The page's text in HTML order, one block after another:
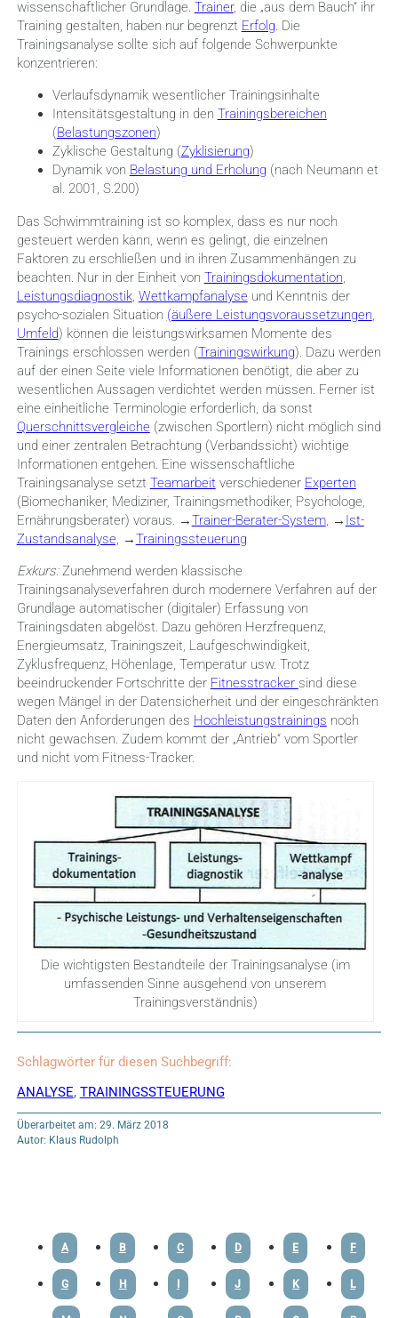
wissenschaftlicher Grundlage. Trainer, die „aus dem Bauch“ ihr
Training gestalten, haben nur begrenzt Erfolg. Die
Trainingsanalyse sollte sich auf folgende Schwerpunkte
konzentrieren:
Verlaufsdynamik wesentlicher Trainingsinhalte
Intensitätsgestaltung in den Trainingsbereichen
(Belastungszonen)
Zyklische Gestaltung (Zyklisierung)
Dynamik von Belastung und Erholung (nach Neumann et
al. 2001, S.200)
Das Schwimmtraining ist so komplex, dass es nur noch
gesteuert werden kann, wenn es gelingt, die einzelnen
Faktoren zu erschließen und in ihren Zusammenhängen zu
beachten. Nur in der Einheit von Trainingsdokumentation
Leistungsdiagnostik, Wettkampfanalyse und Kenntnis der
psycho-sozialen Situation (äußere Leistungsvoraussetzungen
Umfeld) können die leistungswirksamen Momente des
Trainings erschlossen werden (Trainingswirkung). Dazu werden
auf der einen Seite viele Informationen benötigt, die aber zu
wesentlichen Aussagen verdichtet werden müssen. Ferner ist
eine einheitliche Terminologie erforderlich, da sonst
Querschnittsvergleiche (zwischen Sportlern) nicht möglich sind
und einer zentralen Betrachtung (Verbandssicht) wichtige
Informationen entgehen. Eine wissenschaftliche
Trainingsanalyse setzt Teamarbeit verschiedener Experten
(Biomechaniker, Mediziner, Trainingsmethodiker, Psychologe,
Ernährungsberater) voraus. →Trainer-Berater-System, → Ist-
Zustandsanalyse,
→Trainingssteuerung
Exkurs:Zunehmend werden klassische
Trainingsanalyseverfahren durch modernere Verfahren auf der
Grundlage automatischer (digitaler) Erfassung von
Trainingsdaten abgelöst. Dazu gehören Herzfrequenz,
Energieumsatz, Trainingszeit, Laufgeschwindigkeit,
Zyklusfrequenz, Höhenlage, Temperatur usw. Trotz
beeindruckender Fortschritte der Fitnesstracker sind diese
wegen Mängel in der Datensicherheit und der eingeschränkten
Daten den Anforderungen des Hochleistungstrainings noch
nicht gewachsen. Zudem kommt der „Antrieb“ vom Sportler
und nicht vom Fitness-Tracker.
Die wichtigsten Bestandteile der Trainingsanalyse (im
umfassenden Sinne ausgehend von unserem
Trainingsverständnis)
Schlagwörter für diesen Suchbegriff:
ANALYSE, TRAININGSSTEUERUNG
Überarbeitet am: 29. März 2018
Autor: Klaus Rudolph
A B C D E F
G H I J K L